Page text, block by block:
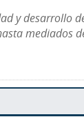
y desarrollo
mediados